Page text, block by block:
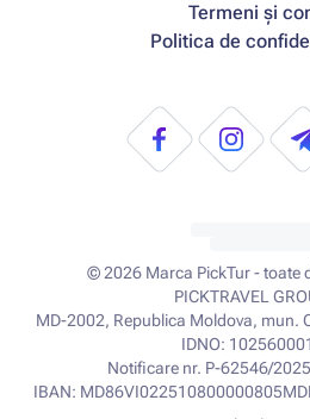
Termeni și
Politica de
© 2026 Marca PickTur - toate
PICKTRAVEL
MD-2002, Republica Moldova, mun.
IDNO:
Notificare nr. P-62546/
IBAN: